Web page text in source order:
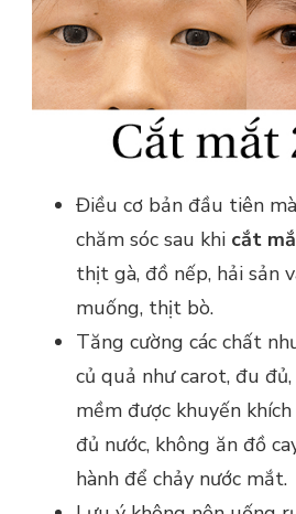
Điều cơ bản đầu tiên
chăm sóc sau khi cắt
thịt gà, đồ nếp, hải sản
muống, thịt bò.
Tăng cường các chất
củ quả như carot, đu
mềm được khuyến
đủ nước, không ăn đồ
hành để chảy nước mắt.